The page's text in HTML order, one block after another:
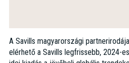
A Savills magyarországi
elérhető a Savills legfrissebb, 2024-